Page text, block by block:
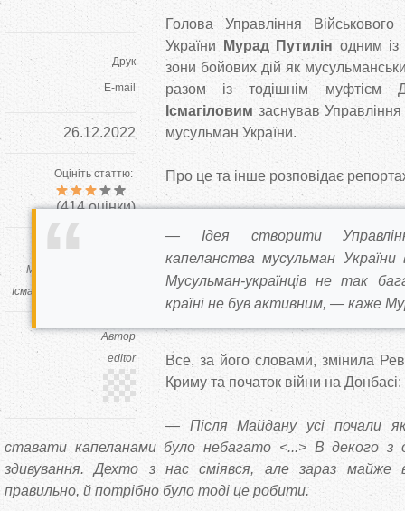
Друк
E-mail
26.12.2022
Оцініть статтю:
(414оцінки)
Мурад Путилін
Ісмагілов
Автор
editor
Голова Управління
України Мурад Путилін одним
зони бойових дій як
разом із тодішнім
Ісмагіловим заснував Управління
мусульман України.
Про це та інше розповідає
— Ідея створити
капеланства мусульман України
Мусульман-українців не так
країні не був активним, — каже
Все, за його словами, змінила
Криму та початок війни на Донбасі:
— Після Майдану усі почали
ставати капеланами було небагато <...> В декого з
здивування. Дехто з нас сміявся, але зараз майже
правильно, й потрібно було тоді це робити.